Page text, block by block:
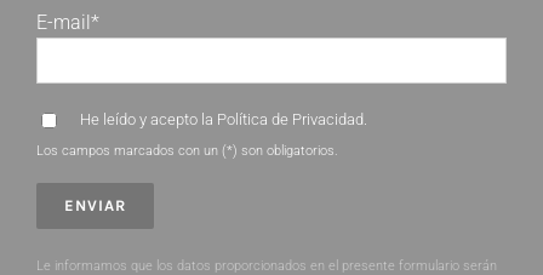
E-mail*
He leído y acepto la Política de Privacidad.
Los campos marcados con un (*) son obligatorios.
Le informamos que los datos proporcionados en el presente formulario serán